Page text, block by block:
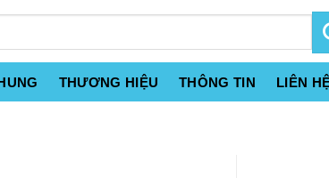
THƯƠNG HIỆU THÔNG TIN LIÊN